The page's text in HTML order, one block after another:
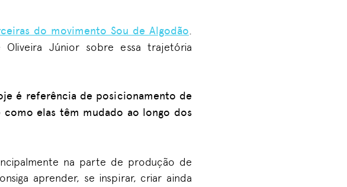
do movimento Sou de Algodão
Júnior sobre essa trajetória
é referência de posicionamento de
como elas têm mudado ao longo dos
na parte de produção de
aprender, se inspirar, criar ainda